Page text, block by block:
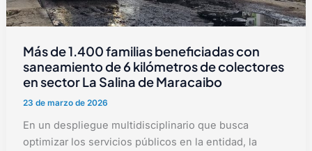
Más de 1.400 familias beneficiadas con
saneamiento de 6 kilómetros de colectores
en sector La Salina de Maracaibo
23 de marzo de 2026
En un despliegue multidisciplinario que busca
optimizar los servicios públicos en la entidad, la